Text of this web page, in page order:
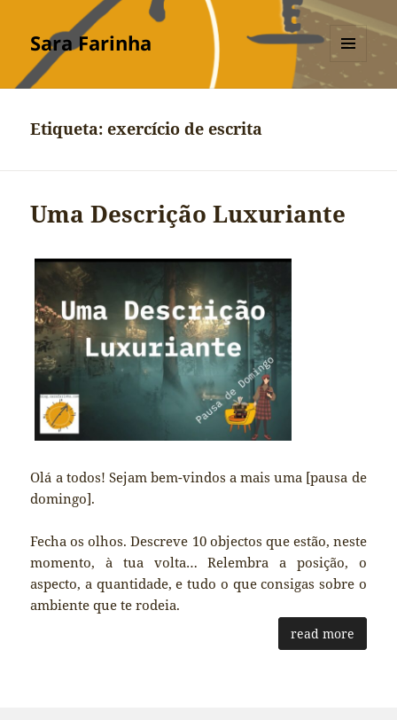
Sara Farinha
MENU
Etiqueta:exercício de escrita
Uma Descrição Luxuriante
Olá a todos! Sejam bem-vindos a mais uma [pausa de
domingo].
Fecha os olhos. Descreve 10 objectos que estão, neste
momento, à tua volta… Relembra a posição, o
aspecto, a quantidade, e tudo o que consigas sobre o
ambiente que te rodeia.
read more